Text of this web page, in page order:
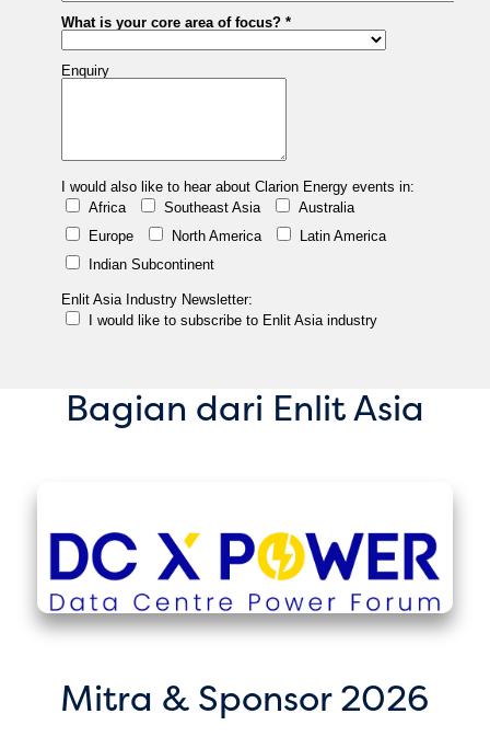
Bagian dari Enlit Asia
Mitra & Sponsor 2026